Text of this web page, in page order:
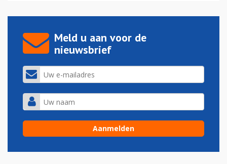
Meld u aan voor de
nieuwsbrief